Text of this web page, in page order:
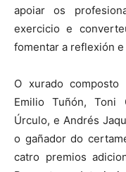
apoiar os
exercicio e
fomentar a reflexión
O xurado
Emilio Tuñón, Toni
Úrculo, e Andrés
o gañador do
catro premios